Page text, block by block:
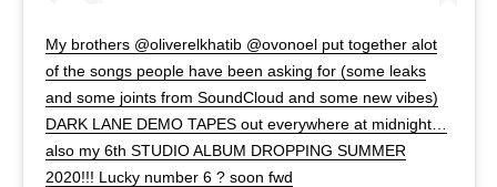
My brothers @oliverelkhatib @ovonoel put together alot
of the songs people have been asking for (some leaks
and some joints from SoundCloud and some new vibes)
DARK LANE DEMO TAPES out everywhere at midnight…
also my 6th STUDIO ALBUM DROPPING SUMMER
2020!!! Lucky number 6 ? soon fwd